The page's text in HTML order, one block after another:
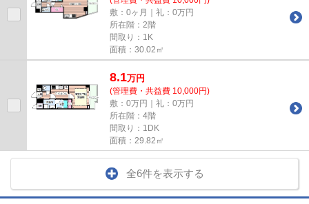
敷：0ヶ月｜礼：0万円
所在階：2階
間取り：1K
面積：30.02㎡
8.1万円
(管理費・共益費 10,000円)
敷：0万円｜礼：0万円
所在階：4階
間取り：1DK
面積：29.82㎡
全6件を表示する